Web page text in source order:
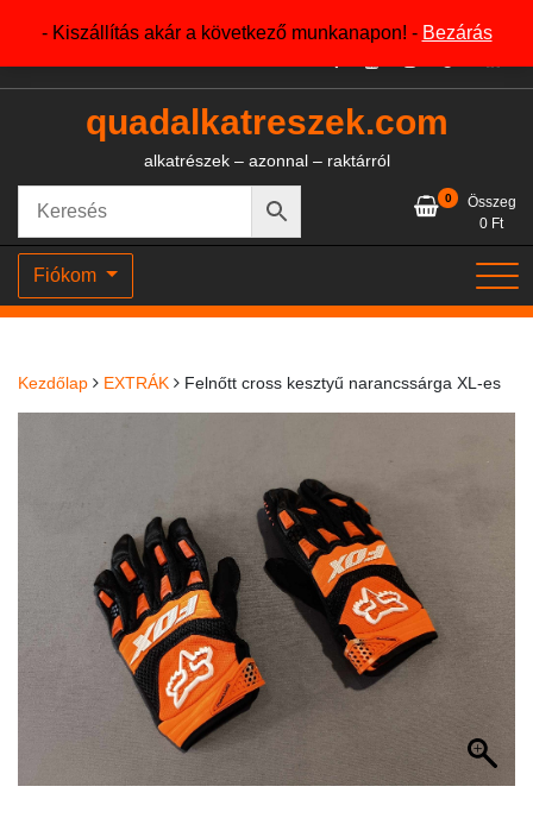
- Kiszállítás akár a következő munkanapon! - Bezárás
+36204327386
quadalkatreszek.com
alkatrészek – azonnal – raktárról
0
Összeg
0 Ft
Fiókom
Kezdőlap EXTRÁK Felnőtt cross kesztyű narancssárga XL-es